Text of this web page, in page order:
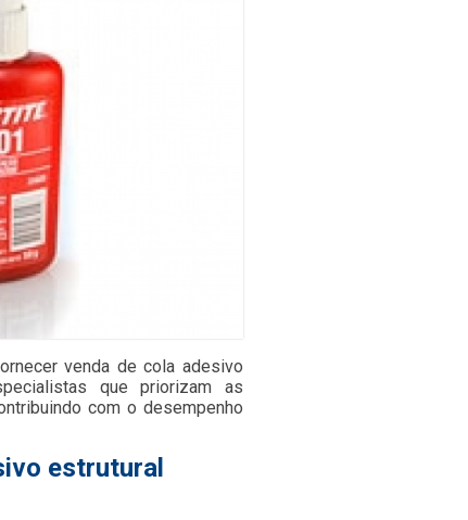
venda de cola adesivo
que priorizam as
com o desempenho
estrutural